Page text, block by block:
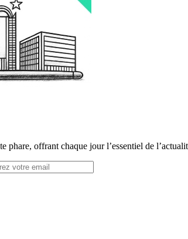
phare, offrant chaque jour l’essentiel de